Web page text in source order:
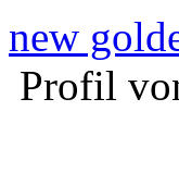
new
Profil